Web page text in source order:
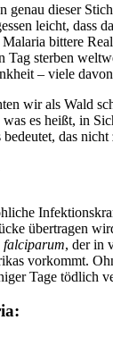
genau dieser
leicht, dass
bittere
Tag sterben
– viele
wir als Wald
es heißt, in
das nicht
übertragen
falciparum, der in
vorkommt.
Tage tödlich